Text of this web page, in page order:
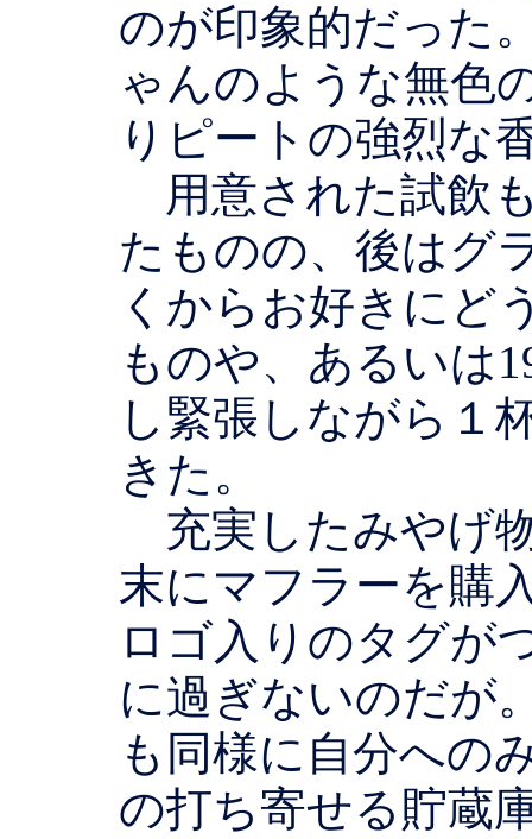
のが印象的だった
ゃんのような無色
りピートの強烈な
用意された試飲
たものの、後はグ
くからお好きにど
ものや、あるいは
し緊張しながら１
きた。
充実したみやげ
末にマフラーを購
ロゴ入りのタグが
に過ぎないのだが
も同様に自分への
の打ち寄せる貯蔵